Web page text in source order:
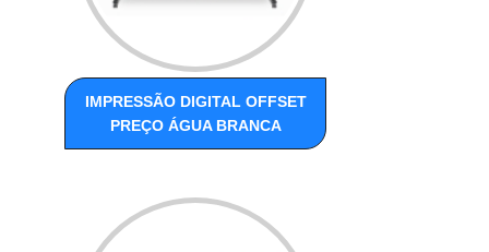
IMPRESSÃO DIGITAL OFFSET
PREÇO ÁGUA BRANCA